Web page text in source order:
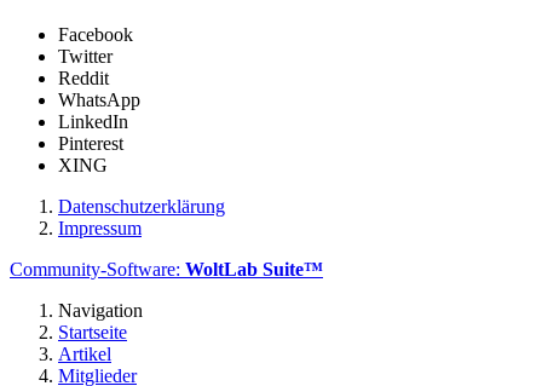
Facebook
Twitter
Reddit
WhatsApp
LinkedIn
Pinterest
XING
Datenschutzerklärung
Impressum
Community-Software: WoltLab Suite™
Navigation
Startseite
Artikel
Mitglieder